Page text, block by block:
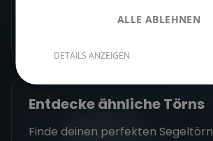
Entdecke ähnliche Törns
Finde deinen perfekten Segeltörn
ALLE ABLEHNEN
DETAILS ANZEIGEN